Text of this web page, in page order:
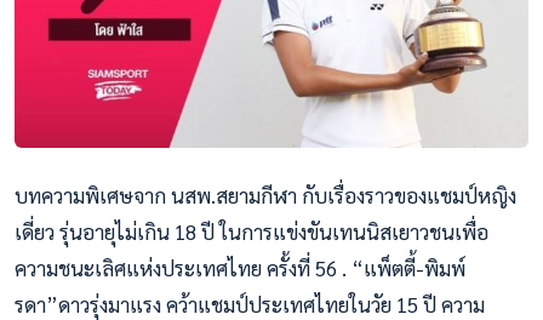
บทความพิเศษจาก นสพ.สยามกีฬา กับเรื่องราวของแชมป์หญิง
เดี่ยว รุ่นอายุไม่เกิน 18 ปี ในการแข่งขันเทนนิสเยาวชนเพื่อ
ความชนะเลิศแห่งประเทศไทย ครั้งที่ 56 . “แพ็ตตี้-พิมพ์
รดา”ดาวรุ่งมาแรง คว้าแชมป์ประเทศไทยในวัย 15 ปี ความ